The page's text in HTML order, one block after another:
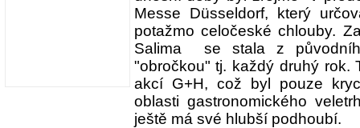
Messe Düsseldorf, který
potažmo celočeské chlouby.
Salima se stala z
"obročkou" tj. každý druhý rok.
akcí G+H, což byl pouze
oblasti gastronomického
ještě má své hlubší podhoubí.